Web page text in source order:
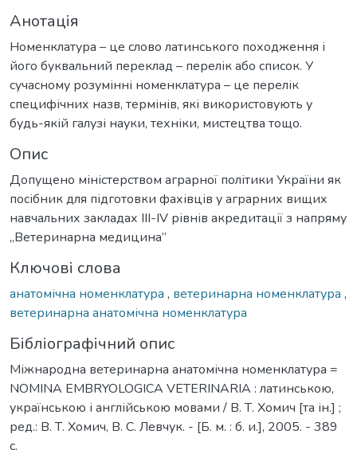
Анотація
Номенклатура – це слово латинського походження і
його буквальний переклад – перелік або список. У
сучасному розумінні номенклатура – це перелік
специфічних назв, термінів, які використовують у
будь-якій галузі науки, техніки, мистецтва тощо.
Опис
Допущено міністерством аграрної політики України як
посібник для підготовки фахівців у аграрних вищих
навчальних закладах ІІІ-IV рівнів акредитації з напряму
„Ветеринарна медицина”
Ключові слова
анатомічна номенклатура , ветеринарна номенклатура ,
ветеринарна анатомічна номенклатура
Бібліографічний опис
Міжнародна ветеринарна анатомічна номенклатура =
NOMINA EMBRYOLOGICA VETERINARIA : латинською,
українською і англійською мовами / В. Т. Хомич [та ін.] ;
ред.: В. Т. Хомич, В. С. Левчук. - [Б. м. : б. и.], 2005. - 389
с.